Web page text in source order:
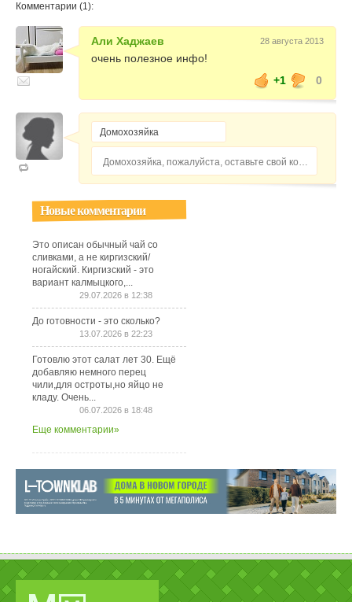
Комментарии (1):
Али Хаджаев 28 августа 2013
очень полезное инфо!
+1
0
Домохозяйка, пожалуйста, оставьте свой комментарий...
Новые комментарии
Это описан обычный чай со
сливками, а не киргизский/
ногайский. Киргизский - это
вариант калмыцкого,...
29.07.2026 в 12:38
До готовности - это сколько?
13.07.2026 в 22:23
Готовлю этот салат лет 30. Ещё
добавляю немного перец
чили,для остроты,но яйцо не
кладу. Очень...
06.07.2026 в 18:48
Еще комментарии»